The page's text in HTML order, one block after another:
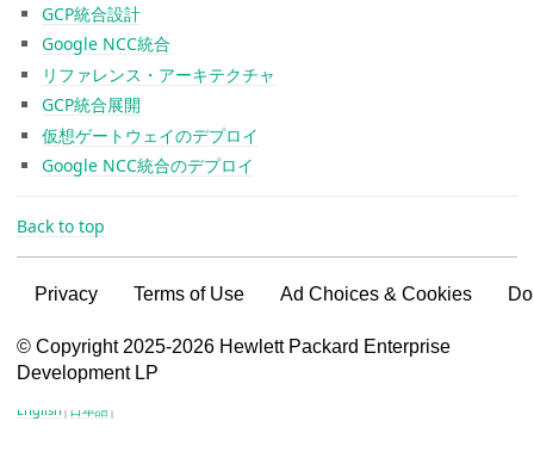
VSG content for HPE Employees
VSG content for HPE Partners
English | 日本語|
GCP統合設計
Google NCC統合
リファレンス・アーキテクチャ
GCP統合展開
仮想ゲートウェイのデプロイ
Google NCC統合のデプロイ
Back to top
Privacy Terms of Use Ad Choices & Cookies
© Copyright 2025-2026 Hewlett Packard Enterprise
Development LP